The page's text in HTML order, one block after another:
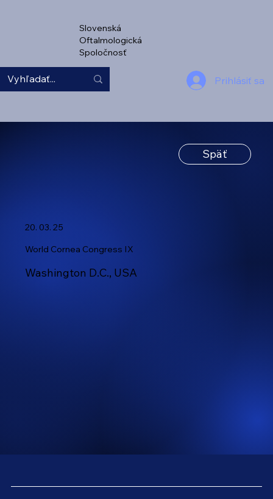
Slovenská
Oftalmologická
Spoločnosť
Prihlásiť sa
Späť
20. 03. 25
World Cornea Congress IX
Washington D.C., USA